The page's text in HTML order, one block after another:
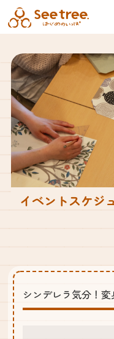
イベントスケジ
シンデレラ気分！